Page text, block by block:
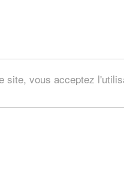
site, vous acceptez